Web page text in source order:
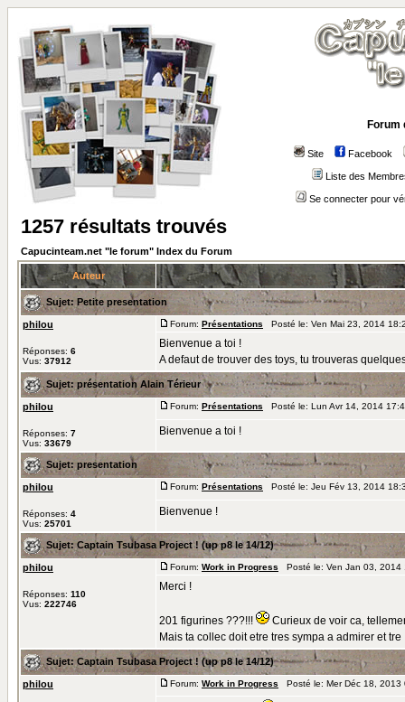
Forum
Site Facebook
Liste des
Se connecter pour
1257 résultats trouvés
Capucinteam.net "le forum" Index du Forum
Auteur
Sujet: Petite presentation
philou
Réponses: 6
Vus: 37912
Forum: Présentations Posté le: Ven Mai 23, 2014
Bienvenue a toi !
A defaut de trouver des toys, tu trouveras
Sujet: présentation Alain Térieur
philou
Réponses: 7
Vus: 33679
Forum: Présentations Posté le: Lun Avr 14, 2014
Bienvenue a toi !
Sujet: presentation
philou
Réponses: 4
Vus: 25701
Forum: Présentations Posté le: Jeu Fév 13, 2014
Bienvenue !
Sujet: Captain Tsubasa Project ! (up p8 le 14/12)
philou
Réponses: 110
Vus: 222746
Forum: Work in Progress Posté le: Ven Jan 03,
Merci !
201 figurines ???!!!
Curieux de voir ca,
Mais ta collec doit etre tres sympa a admirer et tre
Sujet: Captain Tsubasa Project ! (up p8 le 14/12)
philou Forum: Work in Progress Posté le: Mer Déc 18,